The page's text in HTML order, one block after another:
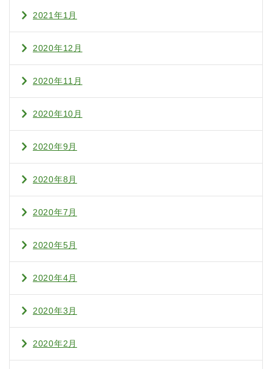
2021年1月
2020年12月
2020年11月
2020年10月
2020年9月
2020年8月
2020年7月
2020年5月
2020年4月
2020年3月
2020年2月